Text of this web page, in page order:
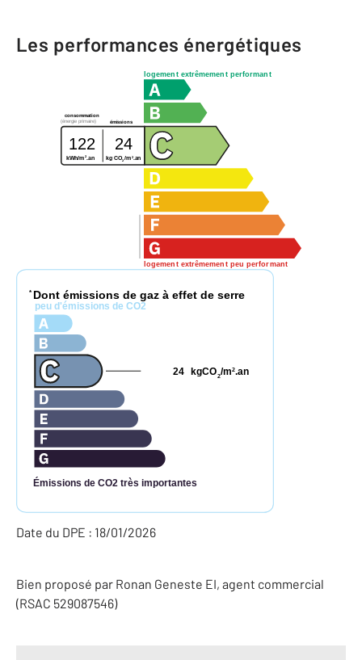
Les performances énergétiques
logement extrêmement performant
logement extrêmement peu performant
consommation
émissions
(énergie primaire)
122 24
kWh/m 2 .an kg CO2/m2.an
* Dont émissions de gaz à effet de serre
peu d'émissions de CO2
Émissions de CO2 très importantes
kgCO2/m2.an
24
Date du DPE : 18/01/2026
Bien proposé par Ronan Geneste EI, agent commercial
(RSAC 529087546)